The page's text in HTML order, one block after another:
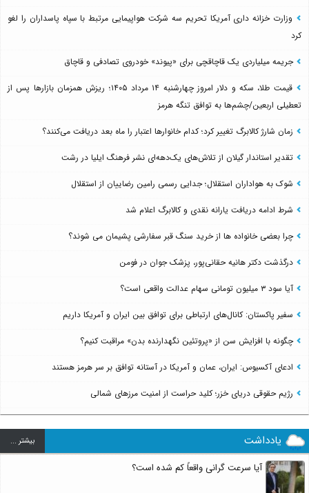
وزارت خزانه داری آمریکا تحریم سه شرکت هواپیمایی مرتبط با سپاه پاسداران را لغو
کرد
جریمه میلیاردی یک قاچاقچی برای «پیوند» خودروی تصادفی و قاچاق
قیمت طلا، سکه و دلار امروز چهارشنبه ۱۴ مرداد ۱۴۰۵؛ ریزش همزمان بازارها پس از
تعطیلی اربعین/چشم‌ها به توافق تنگه هرمز
زمان شارژ کالابرگ تغییر کرد؛ کدام خانوارها اعتبار را ماه بعد دریافت می‌کنند؟
تقدیر استاندار گیلان از تلاش‌های یک‌دهه‌ای نشر فرهنگ ایلیا در رشت
شوک به هواداران استقلال؛ جدایی رسمی رامین رضاییان از استقلال
شرط ادامه دریافت یارانه نقدی و کالابرگ اعلام شد
چرا بعضی خانواده ها از خرید سنگ قبر سفارشی پشیمان می شوند؟
درگذشت دکتر هانیه حقانی‌پور، پزشک جوان در فومن
آیا سود ۳ میلیون تومانی سهام عدالت واقعی است؟
سفیر پاکستان: کانال‌های ارتباطی برای توافق بین ایران و آمریکا داریم
چگونه با افزایش سن از «پروتئین نگهدارنده بدن» مراقبت کنیم؟
ادعای آکسیوس: ایران، عمان و آمریکا در آستانه توافق بر سر هرمز هستند
رژیم حقوقی دریای خزر؛ کلید حراست از امنیت مرزهای شمالی
یادداشت بيشتر ...
آیا سرعت گرانی واقعاً کم شده است؟